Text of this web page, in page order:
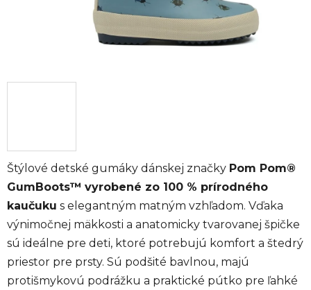
Štýlové detské gumáky dánskej značky Pom Pom®
GumBoots™ vyrobené zo 100 % prírodného
kaučuku s elegantným matným vzhľadom. Vďaka
výnimočnej mäkkosti a anatomicky tvarovanej špičke
sú ideálne pre deti, ktoré potrebujú komfort a štedrý
priestor pre prsty. Sú podšité bavlnou, majú
protišmykovú podrážku a praktické pútko pre ľahké